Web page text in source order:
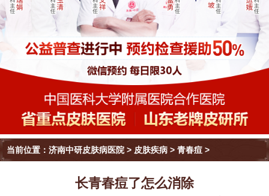
当前位置：济南中研皮肤病医院 > 皮肤疾病 >青春痘 >
长青春痘了怎么消除